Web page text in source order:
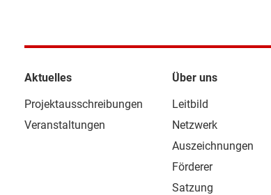
Aktuelles
Projektausschreibungen
Veranstaltungen
Über uns
Leitbild
Netzwerk
Auszeichnungen
Förderer
Satzung